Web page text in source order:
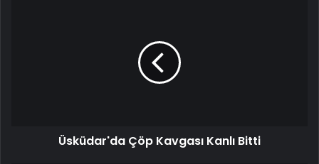
Üsküdar'da Çöp Kavgası Kanlı Bitti